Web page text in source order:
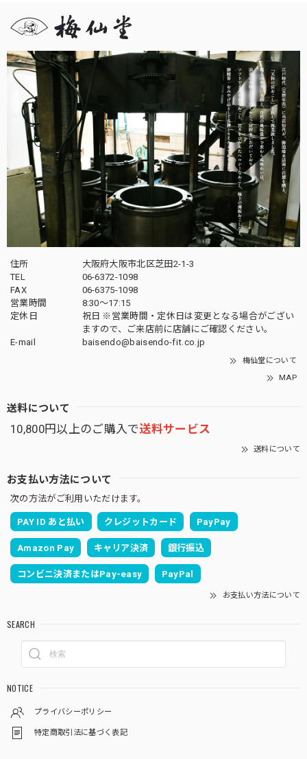
住所
大阪府大阪市北区芝田2-1-3
TEL
06-6372-1098
FAX
06-6375-1098
営業時間
8:30～17:15
定休日
祝日 ※営業時間・定休日は変更となる場合がござい
ますので、ご来店前に店舗にご確認ください。
E-mail
baisendo@baisendo-fit.co.jp
梅仙堂について
MAP
送料について
10,800円以上のご購入で送料サービス
送料について
お支払い方法について
次の方法がご利用いただけます。
PAY ID あと払い クレジットカード PayPay
Amazon Pay キャリア決済 銀行振込
コンビニ決済またはPay-easy PayPal
お支払い方法について
SEARCH
NOTICE
プライバシーポリシー
特定商取引法に基づく表記